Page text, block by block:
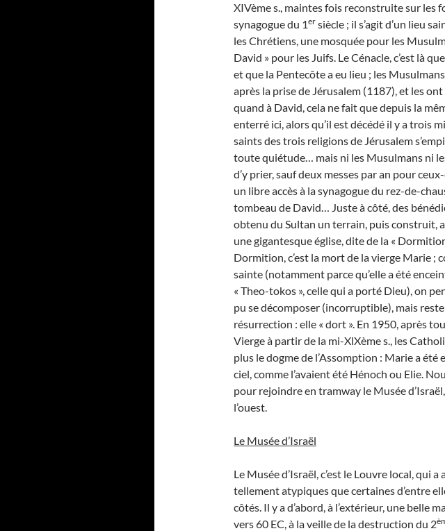
XIVème s., maintes fois reconstruite sur les
synagogue du 1er siècle ; il s’agit d’un lieu
les Chrétiens, une mosquée pour les
David » pour les Juifs. Le Cénacle, c’est là
et que la Pentecôte a eu lieu ; les
après la prise de Jérusalem (1187), et les
quand à David, cela ne fait que depuis la
enterré ici, alors qu’il est décédé il y a trois
saints des trois religions de Jérusalem
toute quiétude… mais ni les Musulmans ni
d’y prier, sauf deux messes par an pour
un libre accès à la synagogue du rez-de-
tombeau de David… Juste à côté, des
obtenu du Sultan un terrain, puis construit,
une gigantesque église, dite de la «
Dormition, c’est la mort de la vierge Marie ;
sainte (notamment parce qu’elle a été
« Theo-tokos », celle qui a porté Dieu), on
pu se décomposer (incorruptible), mais
résurrection : elle « dort ». En 1950, après
Vierge à partir de la mi-XlXème s., les
plus le dogme de l’Assomption : Marie a été
ciel, comme l’avaient été Hénoch ou Elie.
pour rejoindre en tramway le Musée
l’ouest.
Le Musée d’Israël
Le Musée d’Israël, c’est le Louvre local, qui
tellement atypiques que certaines d’entre
côtés. Il y a d’abord, à l’extérieur, une belle
vers 60 EC, à la veille de la destruction du 2